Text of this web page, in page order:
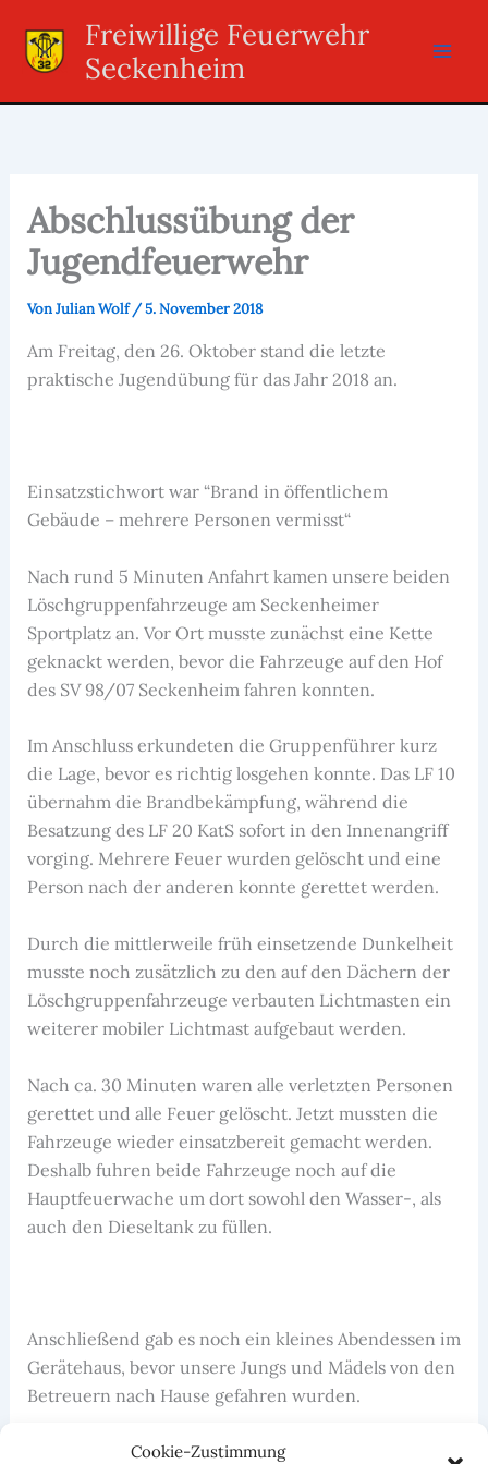
Cookie-Zustimmung
Inhalt
springen
Freiwillige Feuerwehr
Seckenheim
Abschlussübung der
Jugendfeuerwehr
VonJulian Wolf/5. November 2018
Am Freitag, den 26. Oktober stand die letzte
praktische Jugendübung für das Jahr 2018 an.
Einsatzstichwort war “Brand in öffentlichem
Gebäude – mehrere Personen vermisst“
Nach rund 5 Minuten Anfahrt kamen unsere beiden
Löschgruppenfahrzeuge am Seckenheimer
Sportplatz an. Vor Ort musste zunächst eine Kette
geknackt werden, bevor die Fahrzeuge auf den Hof
des SV 98/07 Seckenheim fahren konnten.
Im Anschluss erkundeten die Gruppenführer kurz
die Lage, bevor es richtig losgehen konnte. Das LF 10
übernahm die Brandbekämpfung, während die
Besatzung des LF 20 KatS sofort in den Innenangriff
vorging. Mehrere Feuer wurden gelöscht und eine
Person nach der anderen konnte gerettet werden.
Durch die mittlerweile früh einsetzende Dunkelheit
musste noch zusätzlich zu den auf den Dächern der
Löschgruppenfahrzeuge verbauten Lichtmasten ein
weiterer mobiler Lichtmast aufgebaut werden.
Nach ca. 30 Minuten waren alle verletzten Personen
gerettet und alle Feuer gelöscht. Jetzt mussten die
Fahrzeuge wieder einsatzbereit gemacht werden.
Deshalb fuhren beide Fahrzeuge noch auf die
Hauptfeuerwache um dort sowohl den Wasser-, als
auch den Dieseltank zu füllen.
Anschließend gab es noch ein kleines Abendessen im
Gerätehaus, bevor unsere Jungs und Mädels von den
Betreuern nach Hause gefahren wurden.
Ab jetzt übt die Jugendfeuerwehr wieder gemeinsam